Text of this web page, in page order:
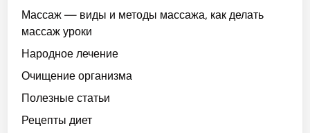
Массаж — виды и методы массажа, как делать
массаж уроки
Народное лечение
Очищение организма
Полезные статьи
Рецепты диет